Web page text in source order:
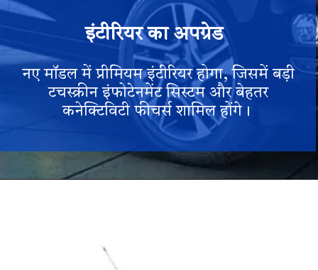
इंटीरियर का अपग्रेड
नए मॉडल में प्रीमियम इंटीरियर होगा, जिसमें बड़ी
टचस्क्रीन इंफोटेनमेंट सिस्टम और बेहतर
कनेक्टिविटी फीचर्स शामिल होंगे।